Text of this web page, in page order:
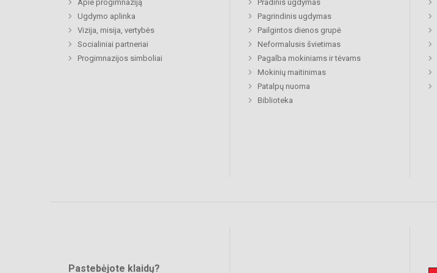
Apie progimnaziją
Ugdymo aplinka
Vizija, misija, vertybės
Socialiniai partneriai
Progimnazijos simboliai
Pradinis ugdymas
Pagrindinis ugdymas
Pailgintos dienos grupė
Neformalusis švietimas
Pagalba mokiniams ir tėvams
Mokinių maitinimas
Patalpų nuoma
Biblioteka
Pastebėjote klaidų?